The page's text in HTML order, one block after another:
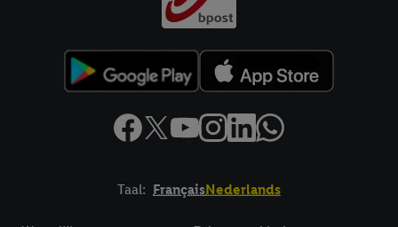
Taal: FrançaisNederlands